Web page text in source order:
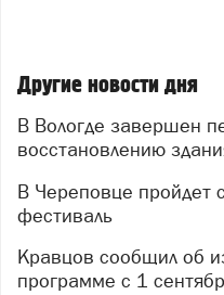
Другие новости дня
В Вологде завершен первый этап работ по
восстановлению
В Череповце пройдет спортивно-музыкальный
фестиваль
Кравцов сообщил об изменениях в школьной
программе с 1